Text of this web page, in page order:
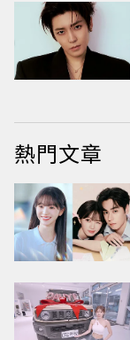
熱門文章